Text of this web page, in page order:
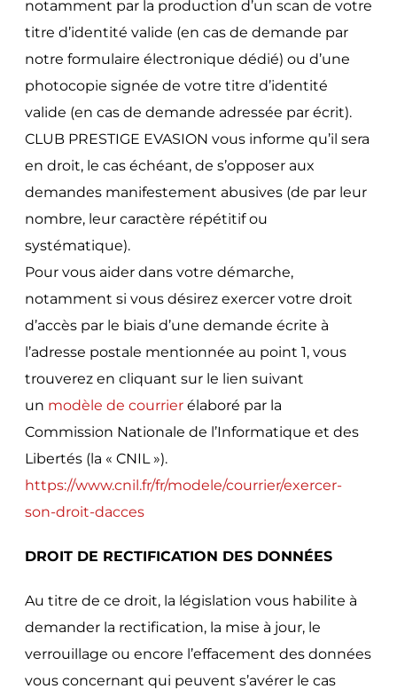
notamment par la production d’un scan de votre
titre d’identité valide (en cas de demande par
notre formulaire électronique dédié) ou d’une
photocopie signée de votre titre d’identité
valide (en cas de demande adressée par écrit).
CLUB PRESTIGE EVASION vous informe qu’il sera
en droit, le cas échéant, de s’opposer aux
demandes manifestement abusives (de par leur
nombre, leur caractère répétitif ou
systématique).
Pour vous aider dans votre démarche,
notamment si vous désirez exercer votre droit
d’accès par le biais d’une demande écrite à
l’adresse postale mentionnée au point 1, vous
trouverez en cliquant sur le lien suivant
un modèle de courrierélaboré par la
Commission Nationale de l’Informatique et des
Libertés (la « CNIL »).
https://www.cnil.fr/fr/modele/courrier/exercer-
son-droit-dacces
DROIT DE RECTIFICATION DES DONNÉES
Au titre de ce droit, la législation vous habilite à
demander la rectification, la mise à jour, le
verrouillage ou encore l’effacement des données
vous concernant qui peuvent s’avérer le cas